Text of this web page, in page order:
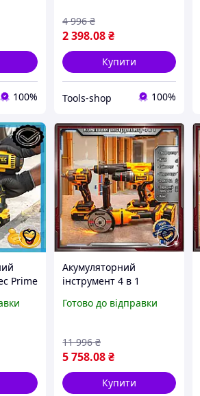
100%
підсвіткою
2 398.08₴
4 996 ₴
Купити
Tools-shop 100%
Prime
Акумуляторний
інструмент 4 в 1
болгарка гайковерт
будівництва з двома
батареями
Готово до відправки
5 758.08₴
11 996 ₴
Купити